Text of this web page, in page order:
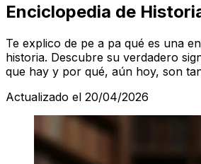
Enciclopedia de
Te explico de pe a pa qué es una
historia. Descubre su verdadero
que hay y por qué, aún hoy, son
Actualizado el 20/04/2026